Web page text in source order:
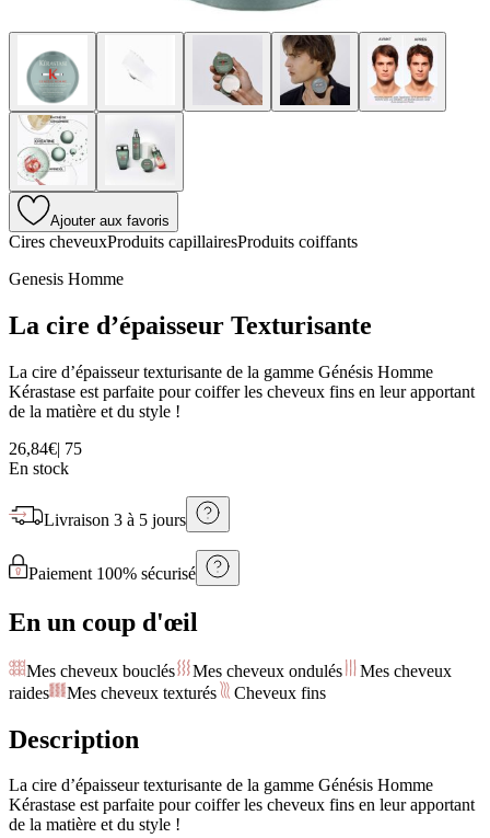
Ajouter aux favoris
Cires cheveuxProduits capillairesProduits coiffants
Genesis Homme
La cire d’épaisseur Texturisante
La cire d’épaisseur texturisante de la gamme Génésis Homme
Kérastase est parfaite pour coiffer les cheveux fins en leur apportant
de la matière et du style !
26,84€| 75
En stock
Livraison 3 à 5 jours
Paiement 100% sécurisé
En un coup d'œil
Mes cheveux bouclés Mes cheveux ondulés
Mes cheveux
raides
Mes cheveux texturés Cheveux fins
Description
La cire d’épaisseur texturisante de la gamme Génésis Homme
Kérastase est parfaite pour coiffer les cheveux fins en leur apportant
de la matière et du style !